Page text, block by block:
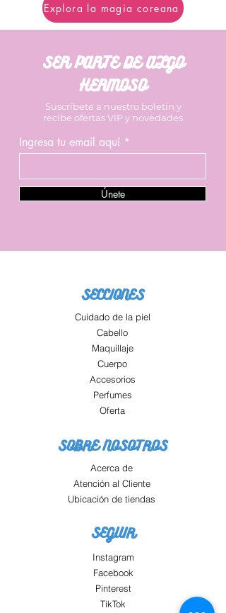
Explora la magia coreana
SER PARTE DE ALGO
HERMOSO
Suscríbete a nuestro boletín y
recibe ofertas VIP y novedades
Ingresa tu email aquí
Únete
SECCIONES
Cuidado de la piel
Cabello
Maquillaje
Cuerpo
Accesorios
Perfumes
Oferta
SOBRE NOSOTROS
Acerca de
Atención al Cliente
Ubicación de tiendas
SEGUIR
Instagram
Facebook
Pinterest
TikTok